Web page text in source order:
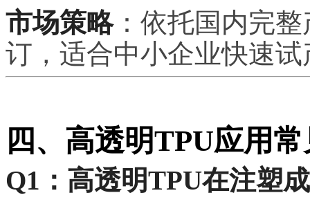
市场策略：依托国内完
订，适合中小企业快速试
四、高透明TPU应用
Q1：高透明TPU在注塑